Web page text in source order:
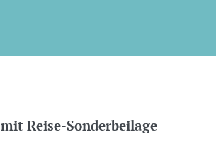
Reise-Sonderbeilage